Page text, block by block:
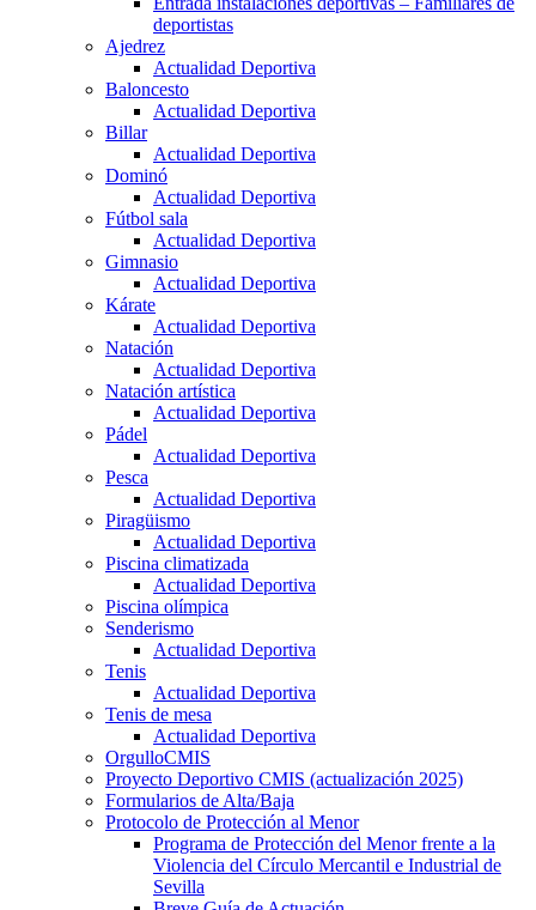
deportistas
Ajedrez
Actualidad Deportiva
Baloncesto
Actualidad Deportiva
Billar
Actualidad Deportiva
Dominó
Actualidad Deportiva
Fútbol sala
Actualidad Deportiva
Gimnasio
Actualidad Deportiva
Kárate
Actualidad Deportiva
Natación
Actualidad Deportiva
Natación artística
Actualidad Deportiva
Pádel
Actualidad Deportiva
Pesca
Actualidad Deportiva
Piragüismo
Actualidad Deportiva
Piscina climatizada
Actualidad Deportiva
Piscina olímpica
Senderismo
Actualidad Deportiva
Tenis
Actualidad Deportiva
Tenis de mesa
Actualidad Deportiva
OrgulloCMIS
Proyecto Deportivo CMIS (actualización 2025)
Formularios de Alta/Baja
Protocolo de Protección al Menor
Programa de Protección del Menor frente a la
Violencia del Círculo Mercantil e Industrial de
Sevilla